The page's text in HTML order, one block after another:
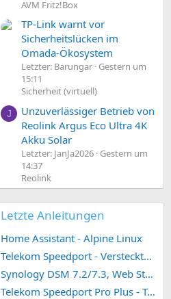
AVM Fritz!Box
TP-Link warnt vor
Sicherheitslücken im
Omada-Ökosystem
Letzter: Barungar Gestern um
15:11
Sicherheit (virtuell)
J
Unzuverlässiger Betrieb von
Reolink Argus Eco Ultra 4K
Akku Solar
Letzter: JanJa2026 Gestern um
14:37
Reolink
Letzte Anleitungen
Home Assistant - Alpine Linux
Telekom Speedport - Versteckte Konfigurationen
Synology DSM 7.2/7.3, Web Station 4, Webdienst und Webportal erstellen (ehemals vHost)
Telekom Speedport Pro Plus - Telefonie einrichten